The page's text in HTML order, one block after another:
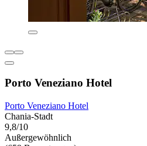
Porto Veneziano Hotel
Porto Veneziano Hotel
Chania-Stadt
9,8/10
Außergewöhnlich